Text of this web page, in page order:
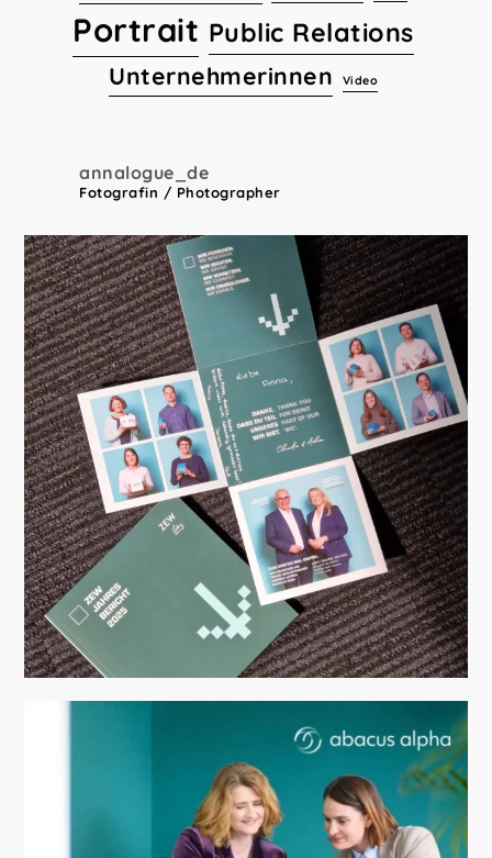
Portrait Public Relations
Unternehmerinnen Video
annalogue_de
Fotografin / Photographer